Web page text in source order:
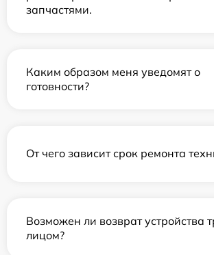
запчастями.
Каким образом меня уведомят о
готовности?
От чего зависит срок ремонта
Возможен ли возврат устройства
лицом?